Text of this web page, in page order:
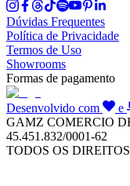
Dúvidas Frequentes
Política de Privacidade
Termos de Uso
Showrooms
Formas de pagamento
Desenvolvido com e
GAMZ COMERCIO
45.451.832/0001-62
TODOS OS